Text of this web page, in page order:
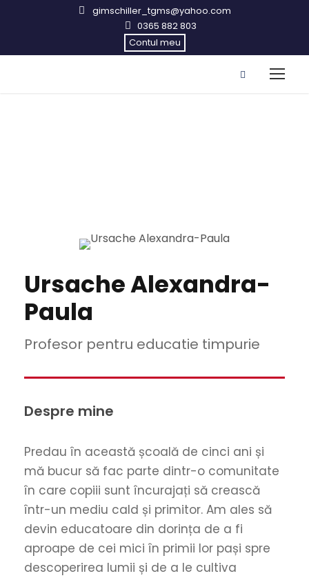
gimschiller_tgms@yahoo.com
0365 882 803
Contul meu
Ursache Alexandra-
Paula
Profesor pentru educatie timpurie
Despre mine
Predau în această școală de cinci ani și
mă bucur să fac parte dintr-o comunitate
în care copiii sunt încurajați să crească
într-un mediu cald și primitor. Am ales să
devin educatoare din dorința de a fi
aproape de cei mici în primii lor pași spre
descoperirea lumii și de a le cultiva